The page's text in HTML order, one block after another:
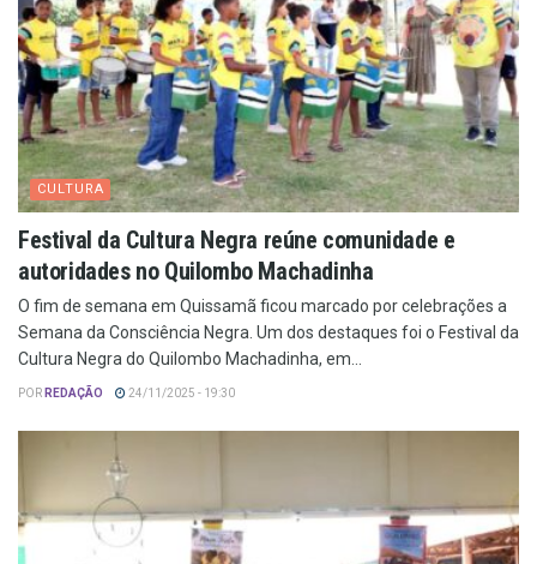
CULTURA
Festival da Cultura Negra reúne comunidade e
autoridades no Quilombo Machadinha
O fim de semana em Quissamã ficou marcado por celebrações a
Semana da Consciência Negra. Um dos destaques foi o Festival da
Cultura Negra do Quilombo Machadinha, em...
POR REDAÇÃO 24/11/2025 - 19:30